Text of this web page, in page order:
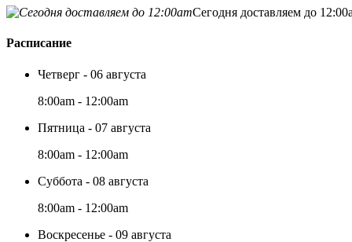
Сегодня доставляем до
Расписание
Четверг - 06 августа
8:00am - 12:00am
Пятница - 07 августа
8:00am - 12:00am
Суббота - 08 августа
8:00am - 12:00am
Воскресенье - 09 августа